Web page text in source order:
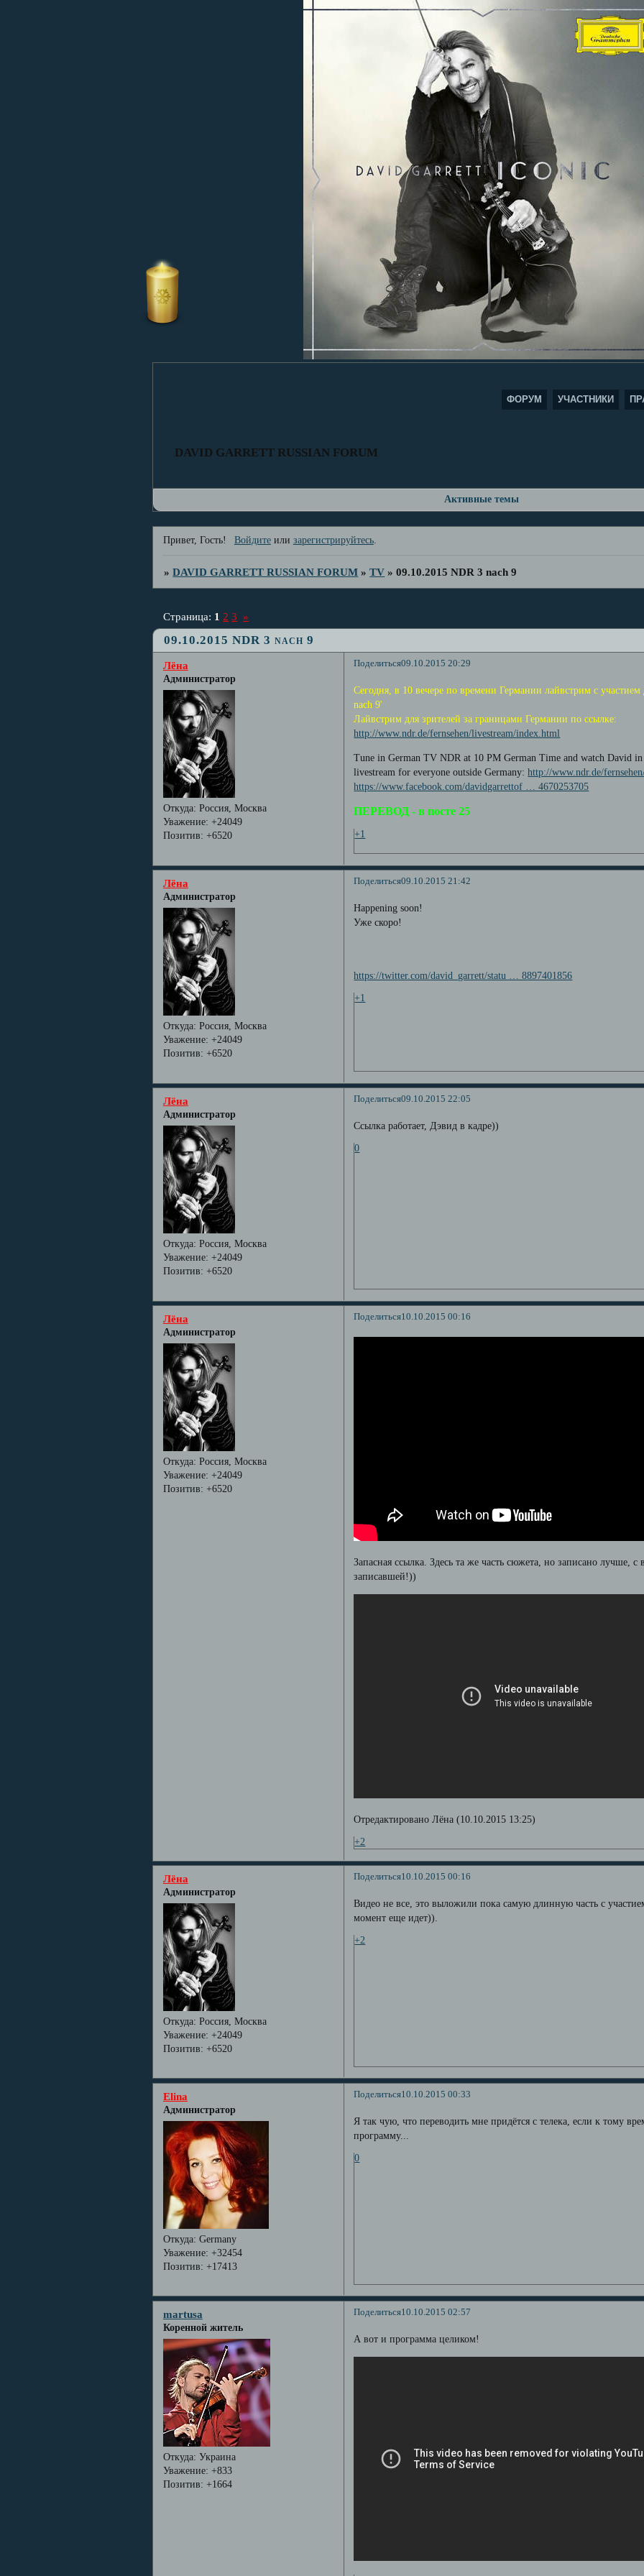
DAVID GARRETT RUSSIAN FORUM
ФОРУМ УЧАСТНИКИ
Активные темы
Привет, Гость! Войдитеили зарегистрируйтесь.
»DAVID GARRETT RUSSIAN FORUM »TV »09.10.2015 NDR 3 nach 9
09.10.2015 NDR 3 nach 9
Страница: 1 2 3 »
Поделиться09.10.2015 20:29
Лёна
Администратор
Откуда: Россия, Москва
Уважение: +24049
Позитив: +6520
Сегодня, в 10 вечере по времени Германии лайвстрим с
nach 9'
Лайвстрим для зрителей за границами Германии по ссылке:
http://www.ndr.de/fernsehen/livestream/index.html
Tune in German TV NDR at 10 PM German Time and watch David
livestream for everyone outside Germany:http://www.ndr.de/
https://www.facebook.com/davidgarrettof … 4670253705
ПЕРЕВОД - в посте 25
+1
Поделиться09.10.2015 21:42
Лёна
Администратор
Откуда: Россия, Москва
Уважение: +24049
Позитив: +6520
Happening soon!
Уже скоро!
https://twitter.com/david_garrett/statu … 8897401856
+1
Поделиться09.10.2015 22:05
Лёна
Администратор
Откуда: Россия, Москва
Уважение: +24049
Позитив: +6520
Ссылка работает, Дэвид в кадре))
0
Поделиться10.10.2015 00:16
Лёна
Администратор
Откуда: Россия, Москва
Уважение: +24049
Позитив: +6520
Запасная ссылка. Здесь та же часть сюжета, но записано лучше,
записавшей!))
Отредактировано Лёна (10.10.2015 13:25)
+2
Поделиться10.10.2015 00:16
Лёна
Администратор
Откуда: Россия, Москва
Уважение: +24049
Позитив: +6520
Видео не все, это выложили пока самую длинную часть с
момент еще идет)).
+2
Поделиться10.10.2015 00:33
Elina
Администратор
Откуда: Germany
Уважение: +32454
Позитив: +17413
Я так чую, что переводить мне придётся с телека, если к тому
программу...
0
Поделиться10.10.2015 02:57
martusa
Коренной житель
Откуда: Украина
Уважение: +833
Позитив: +1664
А вот и программа целиком!